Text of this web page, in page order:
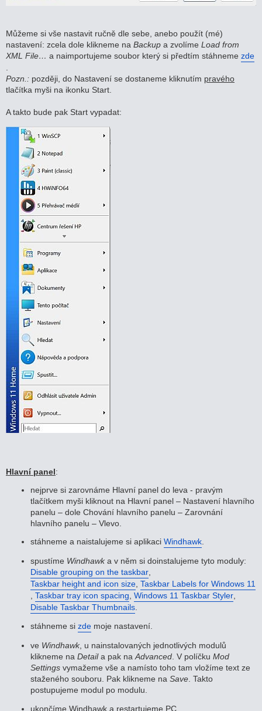
Můžeme si vše nastavit ručně dle sebe, anebo použít (mé)
nastavení: zcela dole klikneme na Backup a zvolíme Load from
XML File… a naimportujeme soubor který si předtím stáhneme zde
.
Pozn.: později, do Nastavení se dostaneme kliknutím pravého
tlačítka myši na ikonku Start.
A takto bude pak Start vypadat:
Hlavní panel:
nejprve si zarovnáme Hlavní panel do leva - pravým
tlačítkem myši kliknout na Hlavní panel – Nastavení hlavního
panelu – dole Chování hlavního panelu – Zarovnání
hlavního panelu – Vlevo.
stáhneme a naistalujeme si aplikaci Windhawk
spustíme Windhawka v něm si doinstalujeme tyto moduly:
Disable grouping on the taskbar
Taskbar height and icon size Taskbar Labels for Windows 11
Taskbar tray icon spacing Windows 11 Taskbar Styler
Disable Taskbar Thumbnails
stáhneme si zde moje nastavení.
ve Windhawk, u nainstalovaných jednotlivých modulů
klikneme na Detaila pak na Advanced . V políčku Mod
Settings vymažeme vše a namísto toho tam vložíme text ze
staženého souboru. Pak klikneme na Save . Takto
postupujeme modul po modulu.
ukončíme Windhawk a restartujeme PC.